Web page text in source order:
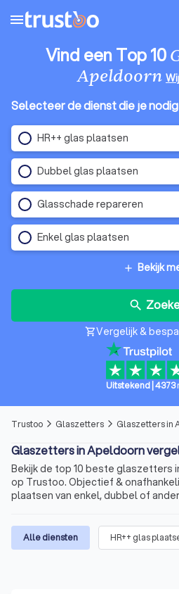
menu
Vind een Top 10
Apeldoorn
Selecteer de dienst die je
HR++ glas plaatsen
Dubbel glas plaatsen
Glasschade repareren
Enkel glas plaatsen
add Bekijk
search
shopping_cartVergelijk &
Uitstekend| 4373
Trustoo arrow_forward_ios Glaszetters arrow_forward_ios Glaszetters in
Glaszetters in Apeldoorn
Bekijk de top 10 beste glaszetters
op Trustoo. Objectief &
plaatsen van enkel, dubbel of
Alle diensten HR++ glas